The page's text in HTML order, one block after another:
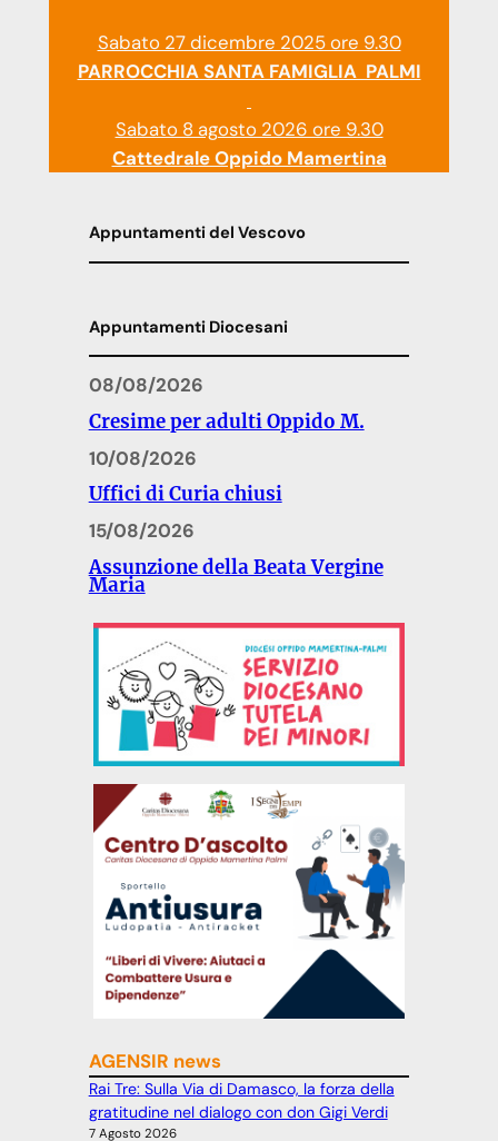
Sabato 27 dicembre 2025 ore 9.30
PARROCCHIA SANTA FAMIGLIA PALMI
Sabato 8 agosto 2026 ore 9.30
Cattedrale Oppido Mamertina
Appuntamenti del Vescovo
Appuntamenti Diocesani
08/08/2026
Cresime per adulti Oppido M.
10/08/2026
Uffici di Curia chiusi
15/08/2026
Assunzione della Beata Vergine
Maria
AGENSIR news
Rai Tre: Sulla Via di Damasco, la forza della
gratitudine nel dialogo con don Gigi Verdi
7 Agosto 2026